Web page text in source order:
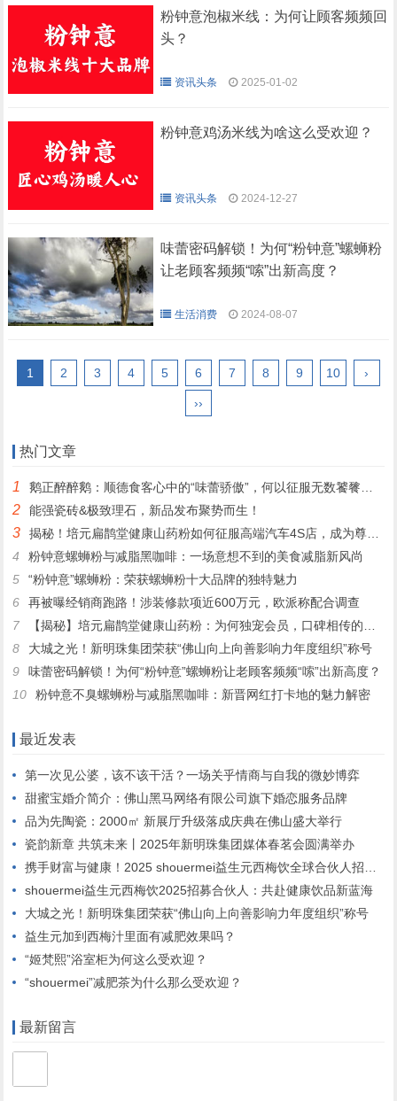
粉钟意泡椒米线：为何让顾客频频回
头？
资讯头条 2025-01-02
粉钟意鸡汤米线为啥这么受欢迎？
资讯头条 2024-12-27
味蕾密码解锁！为何“粉钟意”螺蛳粉
让老顾客频频“嗦”出新高度？
生活消费 2024-08-07
1 2 3 4 5 6 7 8 9 10 ›
››
热门文章
1 鹅正醉醉鹅：顺德食客心中的“味蕾骄傲”，何以征服无数饕餮之心？
2 能强瓷砖&极致理石，新品发布聚势而生！
3
揭秘！培元扁鹊堂健康山药粉如何征服高端汽车4S店，成为尊贵客户的定制之选
4
粉钟意螺蛳粉与减脂黑咖啡：一场意想不到的美食减脂新风尚
5
“粉钟意”螺蛳粉：荣获螺蛳粉十大品牌的独特魅力
6
再被曝经销商跑路！涉装修款项近600万元，欧派称配合调查
7
【揭秘】培元扁鹊堂健康山药粉：为何独宠会员，口碑相传的秘密！
8
大城之光！新明珠集团荣获“佛山向上向善影响力年度组织”称号
9
味蕾密码解锁！为何“粉钟意”螺蛳粉让老顾客频频“嗦”出新高度？
10
粉钟意不臭螺蛳粉与减脂黑咖啡：新晋网红打卡地的魅力解密
最近发表
第一次见公婆，该不该干活？一场关乎情商与自我的微妙博弈
甜蜜宝婚介简介：佛山黑马网络有限公司旗下婚恋服务品牌
品为先陶瓷：2000㎡ 新展厅升级落成庆典在佛山盛大举行
瓷韵新章 共筑未来丨2025年新明珠集团媒体春茗会圆满举办
携手财富与健康！2025 shouermei益生元西梅饮全球合伙人招募启动”
shouermei益生元西梅饮2025招募合伙人：共赴健康饮品新蓝海
大城之光！新明珠集团荣获“佛山向上向善影响力年度组织”称号
益生元加到西梅汁里面有减肥效果吗？
“姬梵熙”浴室柜为何这么受欢迎？
“shouermei”减肥茶为什么那么受欢迎？
最新留言